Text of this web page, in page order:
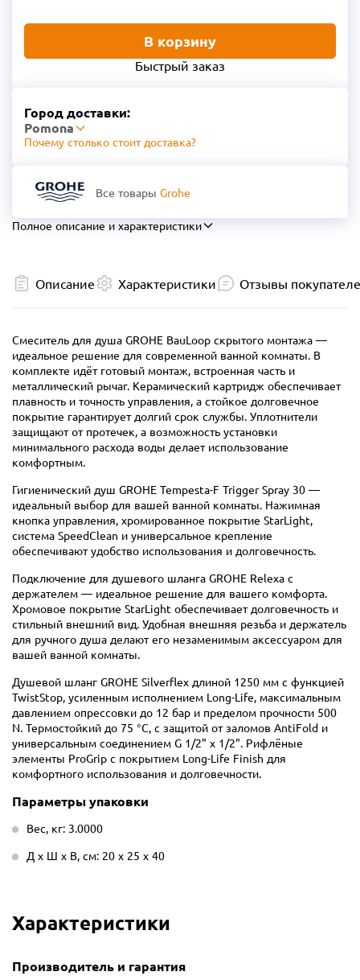
В корзину
Быстрый заказ
Город доставки:
Pomona
Почему столько стоит доставка?
Все товары Grohe
Полное описание и характеристики
Описание Характеристики Отзывы
Смеситель для душа GROHE BauLoop скрытого монтажа —
идеальное решение для современной ванной комнаты. В
комплекте идёт готовый монтаж, встроенная часть и
металлический рычаг. Керамический картридж обеспечивает
плавность и точность управления, а стойкое долговечное
покрытие гарантирует долгий срок службы. Уплотнители
защищают от протечек, а возможность установки
минимального расхода воды делает использование
комфортным.
Гигиенический душ GROHE Tempesta-F Trigger Spray 30 —
идеальный выбор для вашей ванной комнаты. Нажимная
кнопка управления, хромированное покрытие StarLight,
система SpeedClean и универсальное крепление
обеспечивают удобство использования и долговечность.
Подключение для душевого шланга GROHE Relexa с
держателем — идеальное решение для вашего комфорта.
Хромовое покрытие StarLight обеспечивает долговечность и
стильный внешний вид. Удобная внешняя резьба и держатель
для ручного душа делают его незаменимым аксессуаром для
вашей ванной комнаты.
Душевой шланг GROHE Silverflex длиной 1250 мм с функцией
TwistStop, усиленным исполнением Long-Life, максимальным
давлением опрессовки до 12 бар и пределом прочности 500
N. Термостойкий до 75 °C, с защитой от заломов AntiFold и
универсальным соединением G 1/2" x 1/2". Рифлёные
элементы ProGrip с покрытием Long-Life Finish для
комфортного использования и долговечности.
Параметры упаковки
Вес, кг: 3.0000
Д х Ш х В, см: 20 х 25 х 40
Характеристики
Производитель и гарантия